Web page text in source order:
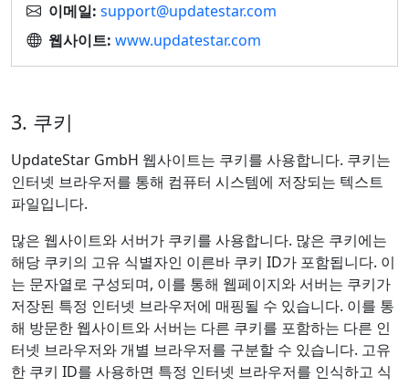
이메일: support@updatestar.com
웹사이트: www.updatestar.com
3. 쿠키
UpdateStar GmbH 웹사이트는 쿠키를 사용합니다. 쿠키는
인터넷 브라우저를 통해 컴퓨터 시스템에 저장되는 텍스트
파일입니다.
많은 웹사이트와 서버가 쿠키를 사용합니다. 많은 쿠키에는
해당 쿠키의 고유 식별자인 이른바 쿠키 ID가 포함됩니다. 이
는 문자열로 구성되며, 이를 통해 웹페이지와 서버는 쿠키가
저장된 특정 인터넷 브라우저에 매핑될 수 있습니다. 이를 통
해 방문한 웹사이트와 서버는 다른 쿠키를 포함하는 다른 인
터넷 브라우저와 개별 브라우저를 구분할 수 있습니다. 고유
한 쿠키 ID를 사용하면 특정 인터넷 브라우저를 인식하고 식